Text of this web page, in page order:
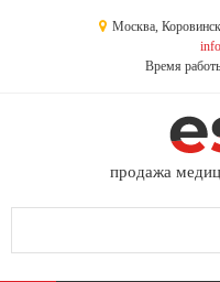
Москва,
Время
продажа